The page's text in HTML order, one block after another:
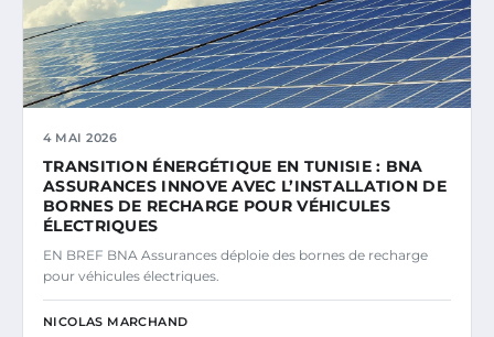
4 MAI 2026
TRANSITION ÉNERGÉTIQUE EN TUNISIE : BNA
ASSURANCES INNOVE AVEC L’INSTALLATION DE
BORNES DE RECHARGE POUR VÉHICULES
ÉLECTRIQUES
EN BREF BNA Assurances déploie des bornes de recharge
pour véhicules électriques.
NICOLAS MARCHAND